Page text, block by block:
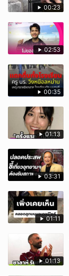
00:23
02:53
00:35
01:13
03:31
01:11
01:13